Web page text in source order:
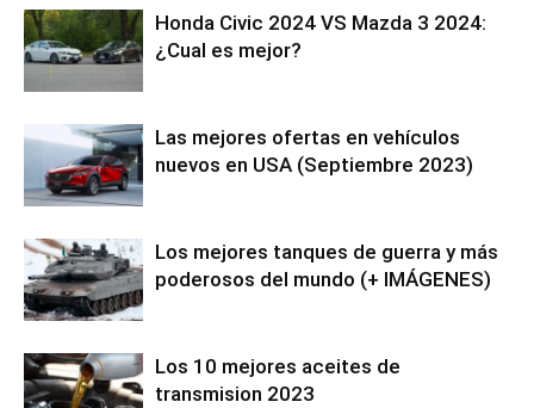
Honda Civic 2024 VS Mazda 3 2024:
¿Cual es mejor?
Las mejores ofertas en vehículos
nuevos en USA (Septiembre 2023)
Los mejores tanques de guerra y más
poderosos del mundo (+ IMÁGENES)
Los 10 mejores aceites de
transmision 2023